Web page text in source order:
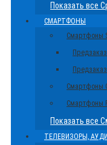
Показать все
СМАРТФОНЫ
Смартфоны
Смартфоны
Смартфоны
Показать все
ТЕЛЕВИЗОРЫ,